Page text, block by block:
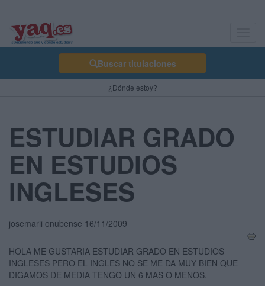
Buscar titulaciones
¿Dónde estoy?
ESTUDIAR GRADO
EN ESTUDIOS
INGLESES
josemarii onubense 16/11/2009
HOLA ME GUSTARIA ESTUDIAR GRADO EN ESTUDIOS
INGLESES PERO EL INGLES NO SE ME DA MUY BIEN QUE
DIGAMOS DE MEDIA TENGO UN 6 MAS O MENOS.